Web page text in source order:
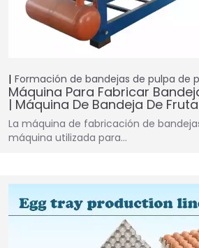
Formación de bandejas de pulpa de
Máquina Para Fabricar
| Máquina De Bandeja De
La máquina de fabricación de
máquina utilizada para…